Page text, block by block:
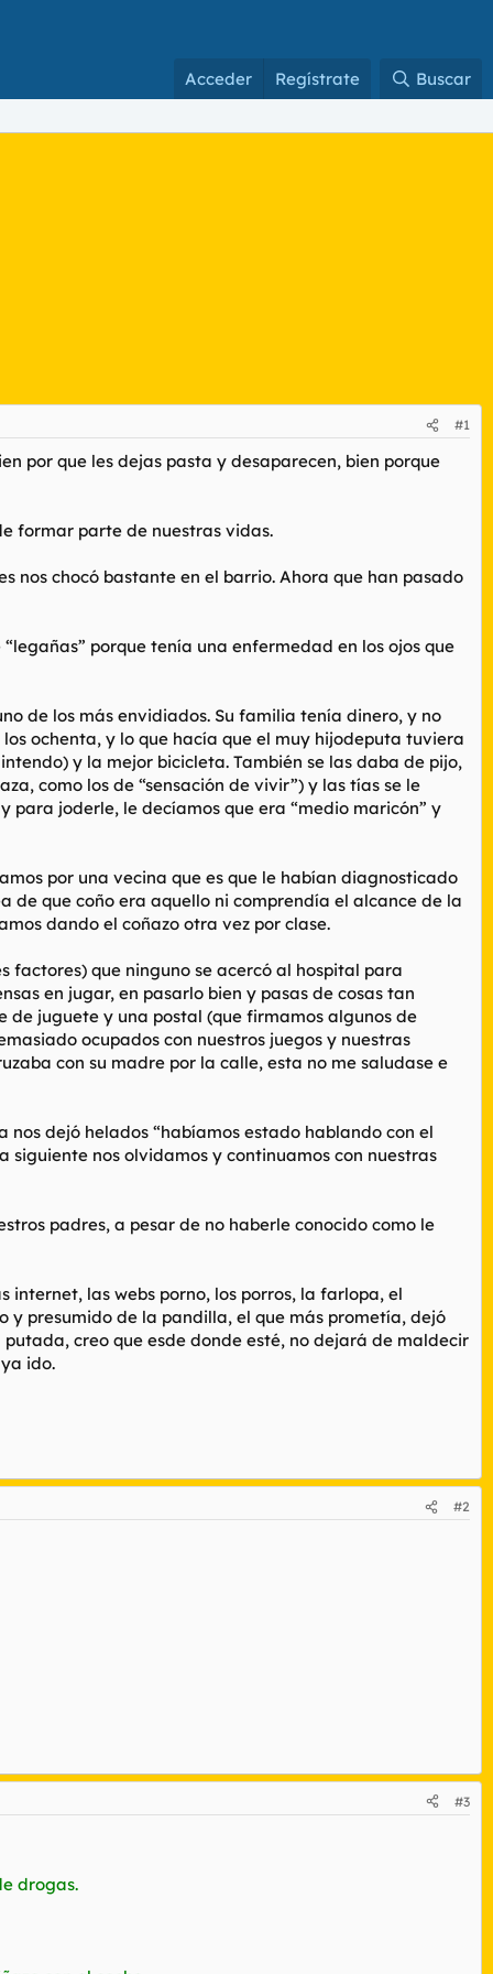
Acceder Regístrate Buscar
#1
por que les dejas pasta y desaparecen, bien porque
formar parte de nuestras vidas.
nos chocó bastante en el barrio. Ahora que han pasado
porque tenía una enfermedad en los ojos que
de los más envidiados. Su familia tenía dinero, y no
ochenta, y lo que hacía que el muy hijodeputa tuviera
y la mejor bicicleta. También se las daba de pijo,
como los de “sensación de vivir”) y las tías se le
para joderle, le decíamos que era “medio maricón” y
por una vecina que es que le habían diagnosticado
de que coño era aquello ni comprendía el alcance de la
dando el coñazo otra vez por clase.
factores) que ninguno se acercó al hospital para
en jugar, en pasarlo bien y pasas de cosas tan
de juguete y una postal (que firmamos algunos de
ocupados con nuestros juegos y nuestras
con su madre por la calle, esta no me saludase e
dejó helados “habíamos estado hablando con el
siguiente nos olvidamos y continuamos con nuestras
padres, a pesar de no haberle conocido como le
internet, las webs porno, los porros, la farlopa, el
y presumido de la pandilla, el que más prometía, dejó
creo que esde donde esté, no dejará de maldecir
ido.
#2
#3
drogas.